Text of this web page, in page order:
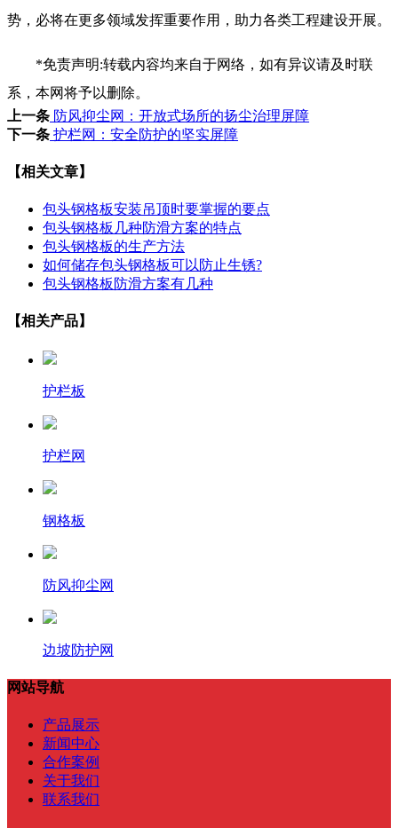
势，必将在更多领域发挥重要作用，助力各类工程建设开展。
*免责声明:转载内容均来自于网络，如有异议请及时联
系，本网将予以删除。
上一条 防风抑尘网：开放式场所的扬尘治理屏障
下一条 护栏网：安全防护的坚实屏障
【相关文章】
包头钢格板安装吊顶时要掌握的要点
包头钢格板几种防滑方案的特点
包头钢格板的生产方法
如何储存包头钢格板可以防止生锈?
包头钢格板防滑方案有几种
【相关产品】
护栏板
护栏网
钢格板
防风抑尘网
边坡防护网
网站导航
产品展示
新闻中心
合作案例
关于我们
联系我们